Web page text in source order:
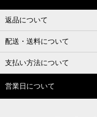
返品について
配送・送料について
支払い方法について
営業日について